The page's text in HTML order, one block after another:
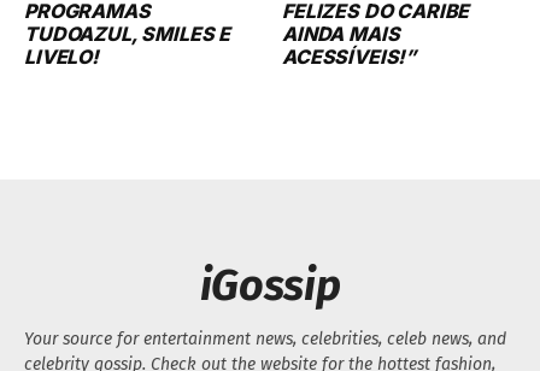
PROGRAMAS
TUDOAZUL, SMILES E
LIVELO!
FELIZES DO CARIBE
AINDA MAIS
ACESSÍVEIS!”
iGossip
Your source for entertainment news, celebrities, celeb news, and
celebrity gossip. Check out the website for the hottest fashion,